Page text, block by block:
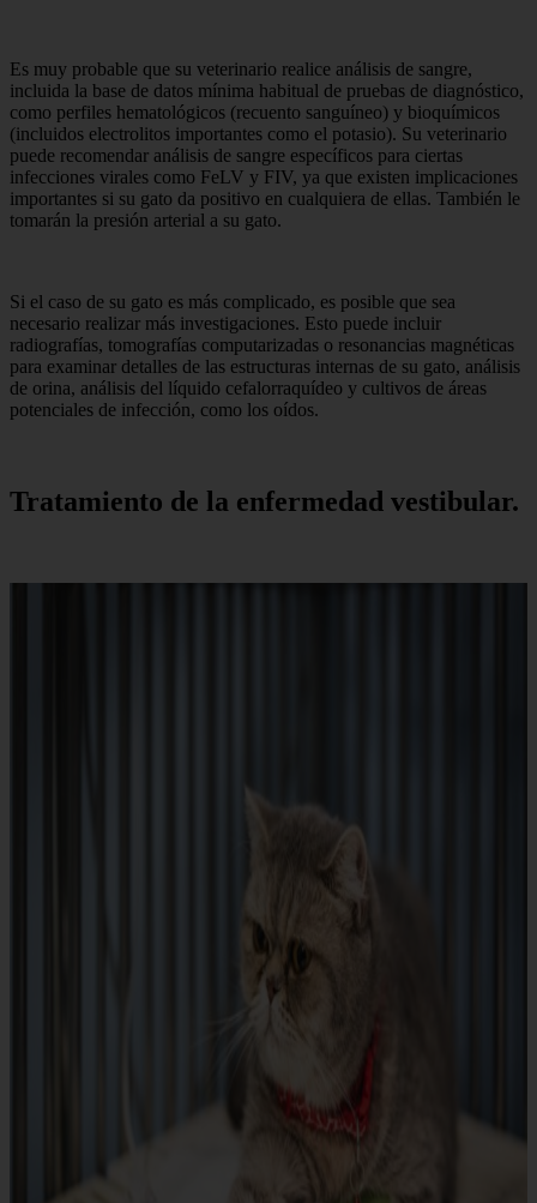
Es muy probable que su veterinario realice análisis de sangre,
incluida la base de datos mínima habitual de pruebas de diagnóstico,
como perfiles hematológicos (recuento sanguíneo) y bioquímicos
(incluidos electrolitos importantes como el potasio). Su veterinario
puede recomendar análisis de sangre específicos para ciertas
infecciones virales como FeLV y FIV, ya que existen implicaciones
importantes si su gato da positivo en cualquiera de ellas. También le
tomarán la presión arterial a su gato.
Si el caso de su gato es más complicado, es posible que sea
necesario realizar más investigaciones. Esto puede incluir
radiografías, tomografías computarizadas o resonancias magnéticas
para examinar detalles de las estructuras internas de su gato, análisis
de orina, análisis del líquido cefalorraquídeo y cultivos de áreas
potenciales de infección, como los oídos.
Tratamiento de la enfermedad vestibular.